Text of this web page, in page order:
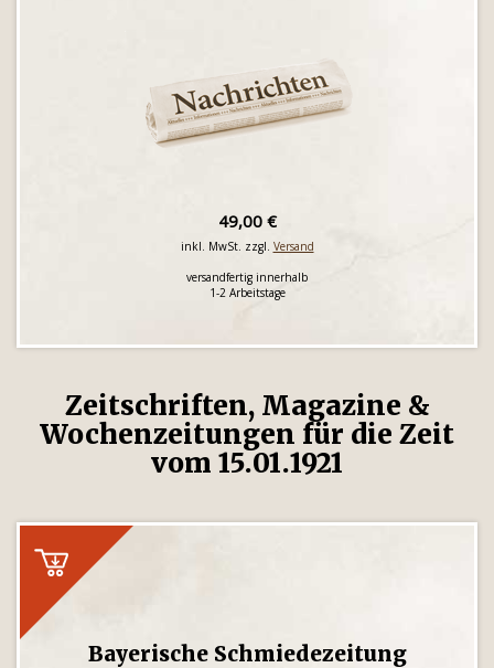
49,00 €
inkl. MwSt. zzgl. Versand
versandfertig innerhalb
1-2 Arbeitstage
Zeitschriften, Magazine &
Wochenzeitungen für die Zeit
vom 15.01.1921
Bayerische Schmiedezeitung